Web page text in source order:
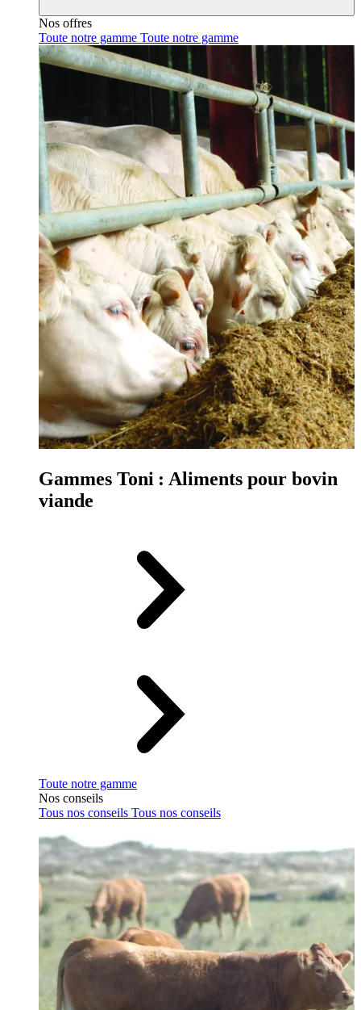
Nos offres
Toute notre gamme Toute notre gamme
Gammes Toni : Aliments pour bovin
viande
Toute notre gamme
Nos conseils
Tous nos conseils Tous nos conseils